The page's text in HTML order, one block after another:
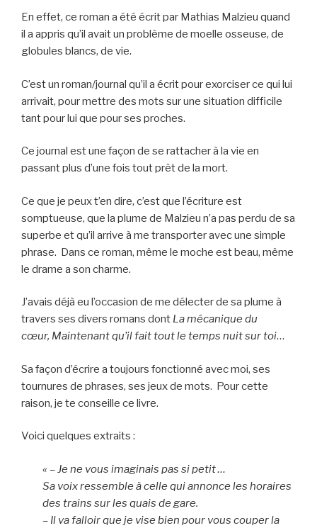
En effet, ce roman a été écrit par Mathias Malzieu quand
il a appris qu’il avait un problème de moelle osseuse, de
globules blancs, de vie.
C’est un roman/journal qu’il a écrit pour exorciser ce qui lui
arrivait, pour mettre des mots sur une situation difficile
tant pour lui que pour ses proches.
Ce journal est une façon de se rattacher à la vie en
passant plus d’une fois tout prêt de la mort.
Ce que je peux t’en dire, c’est que l’écriture est
somptueuse, que la plume de Malzieu n’a pas perdu de sa
superbe et qu’il arrive à me transporter avec une simple
phrase. Dans ce roman, même le moche est beau, même
le drame a son charme.
J’avais déjà eu l’occasion de me délecter de sa plume à
travers ses divers romans dont La mécanique du
cœur, Maintenant qu’il fait tout le temps nuit sur toi…
Sa façon d’écrire a toujours fonctionné avec moi, ses
tournures de phrases, ses jeux de mots. Pour cette
raison, je te conseille ce livre.
Voici quelques extraits :
« – Je ne vous imaginais pas si petit …
Sa voix ressemble à celle qui annonce les horaires
des trains sur les quais de gare.
– Il va falloir que je vise bien pour vous couper la